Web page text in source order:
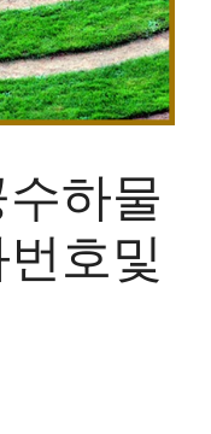
하물
호및